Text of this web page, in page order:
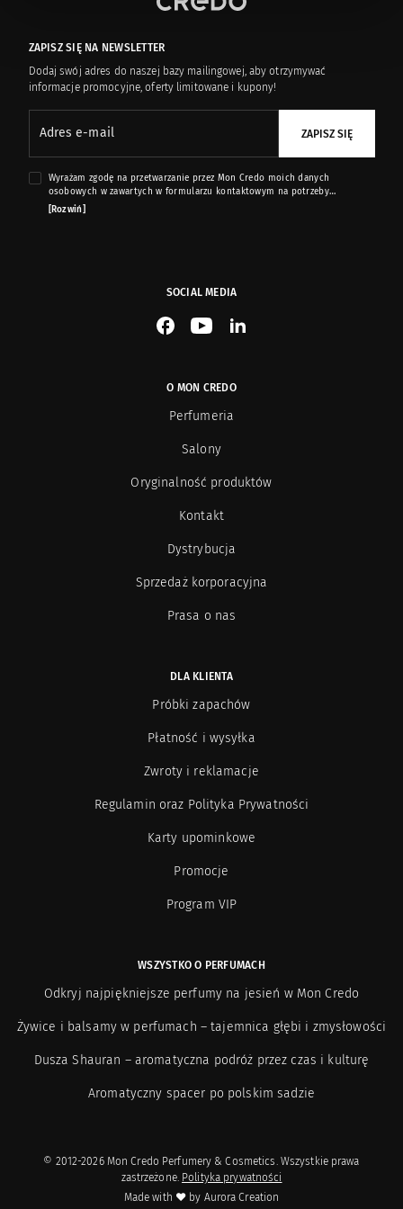
ZAPISZ SIĘ NA NEWSLETTER
Dodaj swój adres do naszej bazy mailingowej, aby otrzymywać
informacje promocyjne, oferty limitowane i kupony!
Adres e-mail ZAPISZ SIĘ
Wyrażam zgodę na przetwarzanie przez Mon Credo moich danych
osobowych w zawartych w formularzu kontaktowym na potrzeby
przesyłania mi informacji marketingowych dotyczących produktów i usług
[Rozwiń]
SOCIAL MEDIA
See our Facebook
See our YouTube channel
See our LinkedIn
O MON CREDO
Perfumeria
Salony
Oryginalność produktów
Kontakt
Dystrybucja
Sprzedaż korporacyjna
Prasa o nas
DLA KLIENTA
Próbki zapachów
Płatność i wysyłka
Zwroty i reklamacje
Regulamin oraz Polityka Prywatności
Karty upominkowe
Promocje
Program VIP
WSZYSTKO O PERFUMACH
Odkryj najpiękniejsze perfumy na jesień w Mon Credo
Żywice i balsamy w perfumach – tajemnica głębi i zmysłowości
Dusza Shauran – aromatyczna podróż przez czas i kulturę
Aromatyczny spacer po polskim sadzie
© 2012-2026 Mon Credo Perfumery & Cosmetics. Wszystkie prawa
zastrzeżone. Polityka prywatności
Made with ❤ by Aurora Creation